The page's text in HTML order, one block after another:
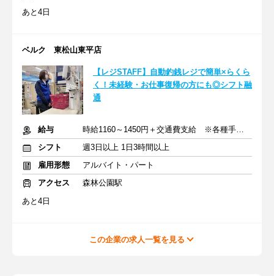
あと4日
ベルク 東松山東平店
【レジSTAFF】自動釣銭レジで簡単×らくら
く！未経験・お仕事復帰の方にも◎シフト融
通
給与
時給1160～1450円＋交通費支給 ※各種手当含む
シフト
週3日以上 1日3時間以上
雇用形態
アルバイト・パート
アクセス
森林公園駅
あと4日
この企業の求人一覧を見る